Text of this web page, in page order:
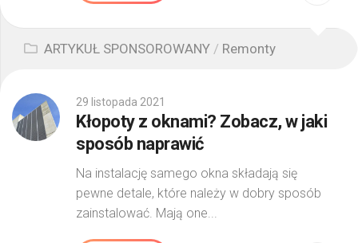
ARTYKUŁ SPONSOROWANY / Remonty
29 listopada 2021
Kłopoty z oknami? Zobacz, w jaki
sposób naprawić
Na instalację samego okna składają się
pewne detale, które należy w dobry sposób
zainstalować. Mają one...